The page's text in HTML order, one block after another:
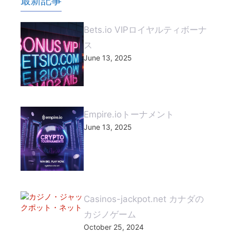
Bets.io VIPロイヤルティボーナ
ス
June 13, 2025
Empire.ioトーナメント
June 13, 2025
Casinos-jackpot.net カナダの
カジノゲーム
October 25, 2024